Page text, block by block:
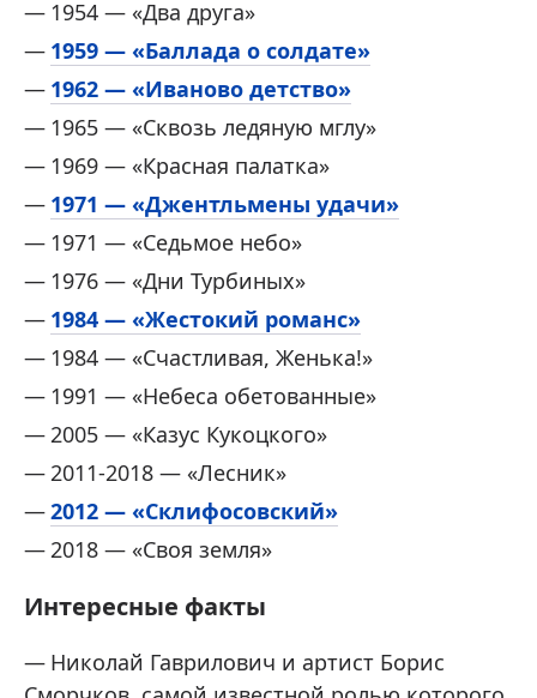
1954 — «Два друга»
1959 — «Баллада о солдате»
1962 — «Иваново детство»
1965 — «Сквозь ледяную мглу»
1969 — «Красная палатка»
1971 — «Джентльмены удачи»
1971 — «Седьмое небо»
1976 — «Дни Турбиных»
1984 — «Жестокий романс»
1984 — «Счастливая, Женька!»
1991 — «Небеса обетованные»
2005 — «Казус Кукоцкого»
2011-2018 — «Лесник»
2012 — «Склифосовский»
2018 — «Своя земля»
Интересные факты
Николай Гаврилович и артист Борис